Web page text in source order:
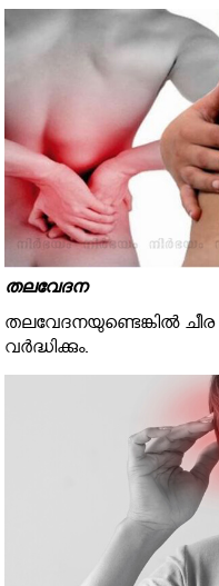
തലവേദന
തലവേദനയുണ്ടെങ്കില്‍
വര്‍ദ്ധിക്കും.